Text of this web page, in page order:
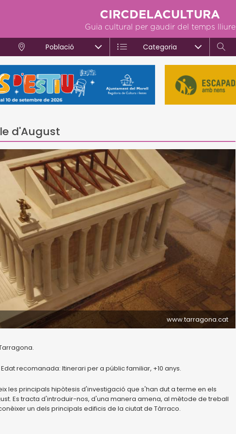
CIRCDELACULTURA
Guia cultural per gaudir del temps lliure
Població Categoria
d'August
www.tarragona.cat
recomanada: Itinerari per a públic familiar, +10 anys.
les principals hipòtesis d'investigació que s'han dut a terme en els
Es tracta d'introduir-nos, d'una manera amena, al mètode de treball
un dels principals edificis de la ciutat de Tàrraco.